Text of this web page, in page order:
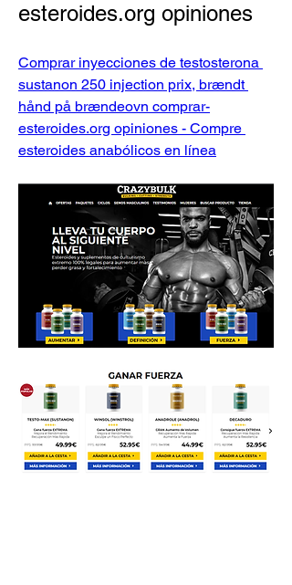
esteroides.org opiniones
Comprar inyecciones de testosterona
sustanon 250 injection prix, brændt
hånd på brændeovn comprar-
esteroides.org opiniones - Compre
esteroides anabólicos en línea